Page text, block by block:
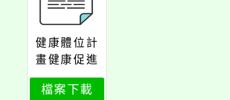
健康體位計
畫健康促進
講座「樂活
三寶」教師
檔案下載